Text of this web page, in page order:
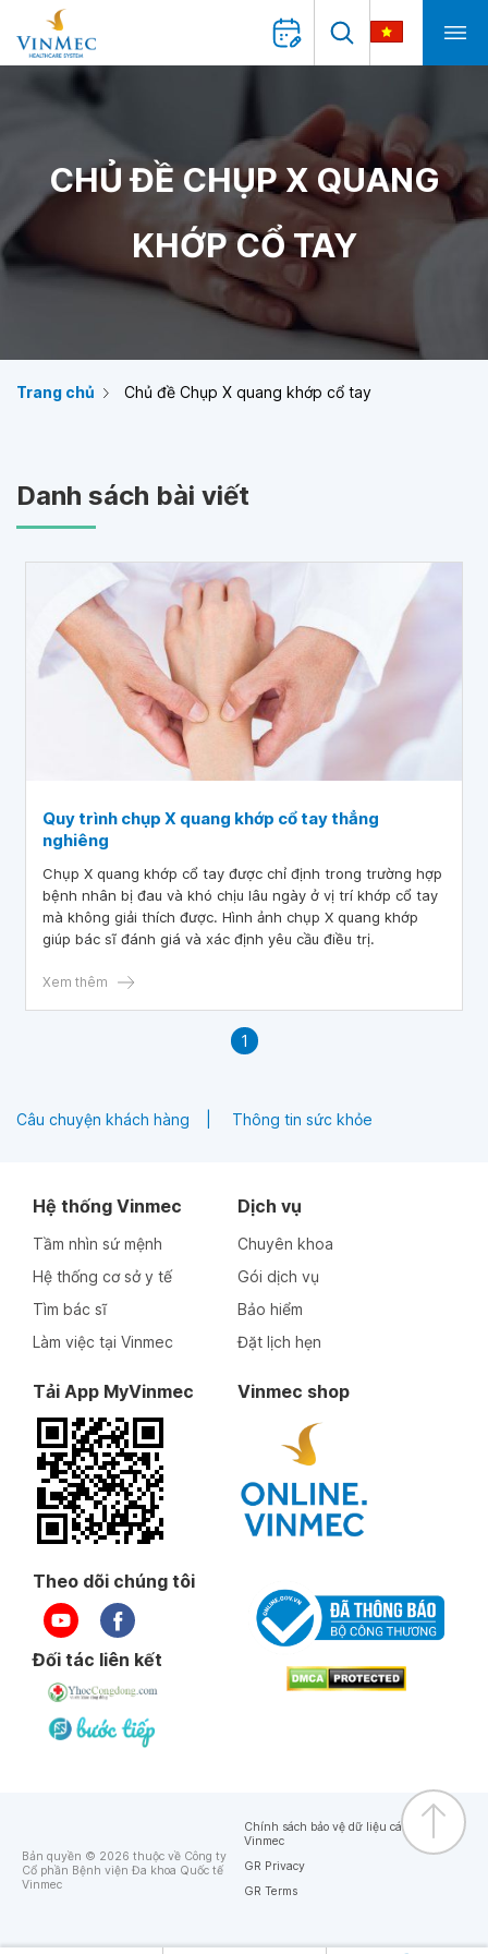
CHỦ ĐỀ CHỤP X QUANG
KHỚP CỔ TAY
Trang chủ Chủ đề Chụp X quang khớp cổ tay
Danh sách bài viết
Quy trình chụp X quang khớp cổ tay thẳng
nghiêng
Chụp X quang khớp cổ tay được chỉ định trong trường hợp
bệnh nhân bị đau và khó chịu lâu ngày ở vị trí khớp cổ tay
mà không giải thích được. Hình ảnh chụp X quang khớp
giúp bác sĩ đánh giá và xác định yêu cầu điều trị.
Xem thêm
1
Câu chuyện khách hàng Thông tin sức khỏe
Hệ thống Vinmec
Tầm nhìn sứ mệnh
Hệ thống cơ sở y tế
Tìm bác sĩ
Làm việc tại Vinmec
Dịch vụ
Chuyên khoa
Gói dịch vụ
Bảo hiểm
Đặt lịch hẹn
Tải App MyVinmec Vinmec shop
Theo dõi chúng tôi
Đối tác liên kết
Bản quyền © 2026 thuộc về Công ty
Cổ phần Bệnh viện Đa khoa Quốc tế
Vinmec
Chính sách bảo vệ dữ liệu cá nhân của
Vinmec
GR Privacy
GR Terms